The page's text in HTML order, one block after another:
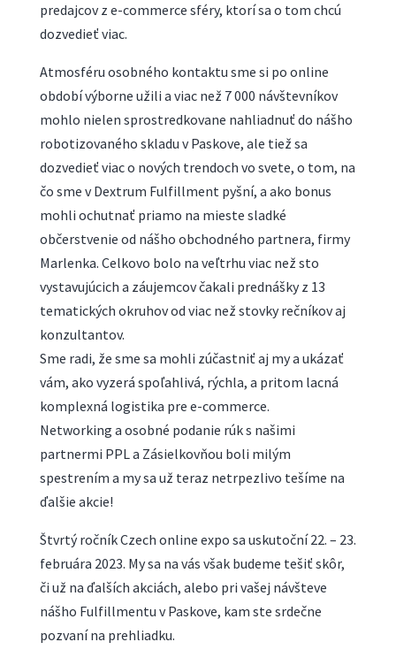
predajcov z e-commerce sféry, ktorí sa o tom chcú
dozvedieť viac.
Atmosféru osobného kontaktu sme si po online
období výborne užili a viac než 7 000 návštevníkov
mohlo nielen sprostredkovane nahliadnuť do nášho
robotizovaného skladu v Paskove, ale tiež sa
dozvedieť viac o nových trendoch vo svete, o tom, na
čo sme v Dextrum Fulfillment pyšní, a ako bonus
mohli ochutnať priamo na mieste sladké
občerstvenie od nášho obchodného partnera, firmy
Marlenka. Celkovo bolo na veľtrhu viac než sto
vystavujúcich a záujemcov čakali prednášky z 13
tematických okruhov od viac než stovky rečníkov aj
konzultantov.
Sme radi, že sme sa mohli zúčastniť aj my a ukázať
vám, ako vyzerá spoľahlivá, rýchla, a pritom lacná
komplexná logistika pre e-commerce.
Networking a osobné podanie rúk s našimi
partnermi PPL a Zásielkovňou boli milým
spestrením a my sa už teraz netrpezlivo tešíme na
ďalšie akcie!
Štvrtý ročník Czech online expo sa uskutoční 22. – 23.
februára 2023. My sa na vás však budeme tešiť skôr,
či už na ďalších akciách, alebo pri vašej návšteve
nášho Fulfillmentu v Paskove, kam ste srdečne
pozvaní na prehliadku.